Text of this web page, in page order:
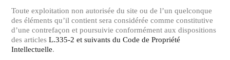
Toute exploitation non autorisée du site ou de l’un quelconque
des éléments qu’il contient sera considérée comme constitutive
d’une contrefaçon et poursuivie conformément aux dispositions
des articlesL.335-2 et suivants du Code de Propriété
Intellectuelle.